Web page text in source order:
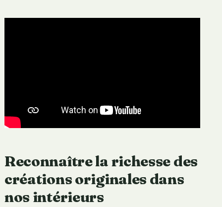
Reconnaître la richesse des
créations originales dans
nos intérieurs